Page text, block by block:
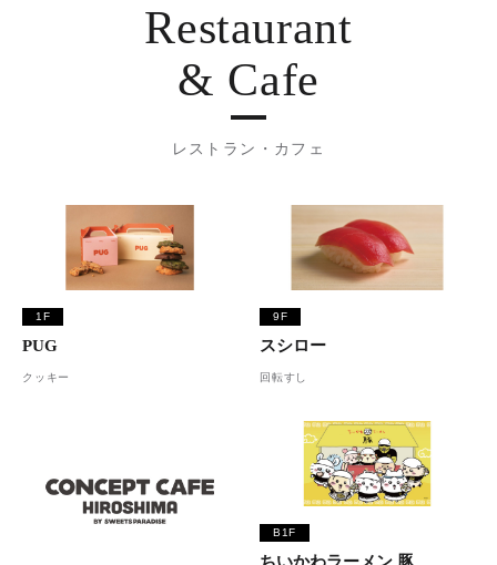
Restaurant
& Cafe
レストラン・カフェ
1F
PUG
クッキー
9F
スシロー
回転すし
B1F
ちいかわラーメン 豚